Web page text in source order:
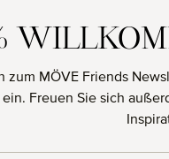
zum MÖVE Friends
Freuen Sie sich